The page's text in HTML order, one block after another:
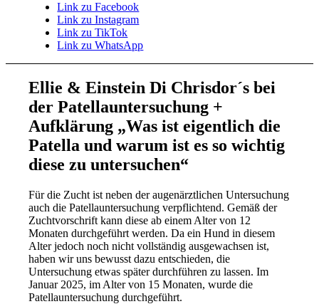
Link zu Facebook
Link zu Instagram
Link zu TikTok
Link zu WhatsApp
Ellie & Einstein Di Chrisdor´s bei
der Patellauntersuchung +
Aufklärung „Was ist eigentlich die
Patella und warum ist es so wichtig
diese zu untersuchen“
Für die Zucht ist neben der augenärztlichen Untersuchung
auch die Patellauntersuchung verpflichtend. Gemäß der
Zuchtvorschrift kann diese ab einem Alter von 12
Monaten durchgeführt werden. Da ein Hund in diesem
Alter jedoch noch nicht vollständig ausgewachsen ist,
haben wir uns bewusst dazu entschieden, die
Untersuchung etwas später durchführen zu lassen. Im
Januar 2025, im Alter von 15 Monaten, wurde die
Patellauntersuchung durchgeführt.